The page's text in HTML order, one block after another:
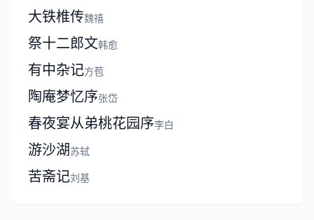
大铁椎传魏禧
祭十二郎文韩愈
有中杂记方苞
陶庵梦忆序张岱
春夜宴从弟桃花园序李白
游沙湖苏轼
苦斋记刘基